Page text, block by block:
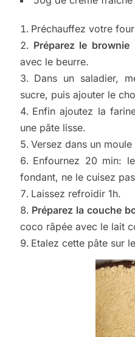
Préchauffez votre
Préparez le brownie
avec le beurre.
Dans un saladier,
sucre, puis ajouter le
Enfin ajoutez la
une pâte lisse.
Versez dans un
Enfournez 20 min:
fondant, ne le cuisez
Laissez refroidir 1h.
Préparez la couche
coco râpée avec le lait
Etalez cette pâte sur